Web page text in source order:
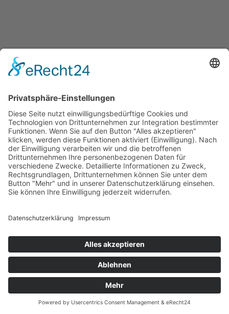
Imkerei Familie Fohn
Honig, Spiritousen & Genussmittel